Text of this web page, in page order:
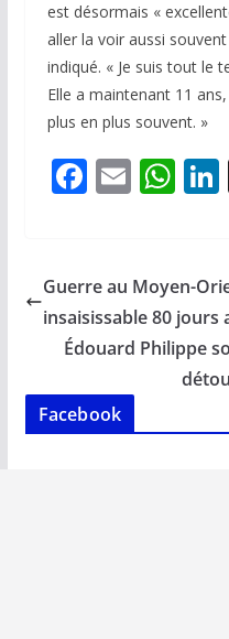
est désormais «
aller la voir aussi
indiqué. « Je suis tout le
Elle a maintenant 11
plus en plus souvent. »
F
b
o
o
k
E
l
W
s
A
p
p
Guerre au Moyen-
insaisissable 80 jours
Édouard Philippe
Facebook